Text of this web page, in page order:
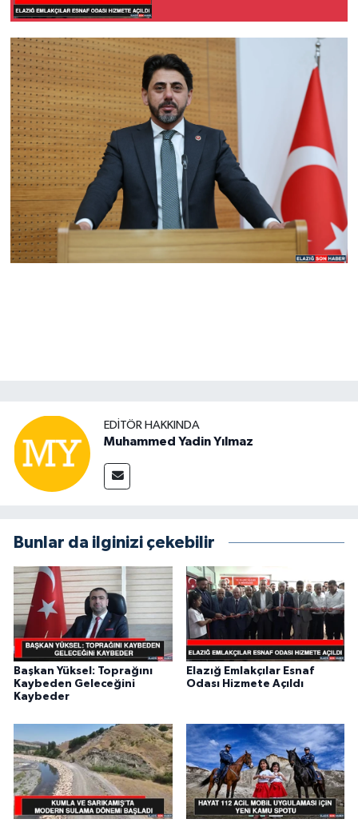
EDITÖR HAKKINDA
Muhammed Yadin Yılmaz
Bunlar da ilginizi çekebilir
Başkan Yüksel: Toprağını
Kaybeden Geleceğini
Kaybeder
Elazığ Emlakçılar Esnaf
Odası Hizmete Açıldı